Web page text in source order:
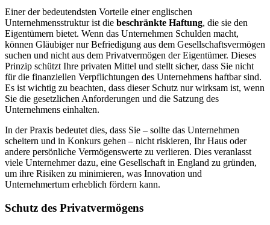
Einer der bedeutendsten Vorteile einer englischen
Unternehmensstruktur ist die beschränkte Haftung, die sie den
Eigentümern bietet. Wenn das Unternehmen Schulden macht,
können Gläubiger nur Befriedigung aus dem Gesellschaftsvermögen
suchen und nicht aus dem Privatvermögen der Eigentümer. Dieses
Prinzip schützt Ihre privaten Mittel und stellt sicher, dass Sie nicht
für die finanziellen Verpflichtungen des Unternehmens haftbar sind.
Es ist wichtig zu beachten, dass dieser Schutz nur wirksam ist, wenn
Sie die gesetzlichen Anforderungen und die Satzung des
Unternehmens einhalten.
In der Praxis bedeutet dies, dass Sie – sollte das Unternehmen
scheitern und in Konkurs gehen – nicht riskieren, Ihr Haus oder
andere persönliche Vermögenswerte zu verlieren. Dies veranlasst
viele Unternehmer dazu, eine Gesellschaft in England zu gründen,
um ihre Risiken zu minimieren, was Innovation und
Unternehmertum erheblich fördern kann.
Schutz des Privatvermögens